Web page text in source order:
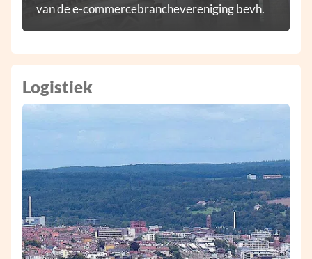
van de e-commercebranchevereniging bevh.
Logistiek